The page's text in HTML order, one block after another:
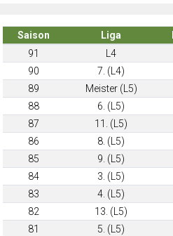
Saison Liga
91
L4
90
7. (L4)
89
Meister (L5)
88
6. (L5)
87
11. (L5)
86
8. (L5)
85
9. (L5)
84
3. (L5)
83
4. (L5)
82
13. (L5)
81
5. (L5)